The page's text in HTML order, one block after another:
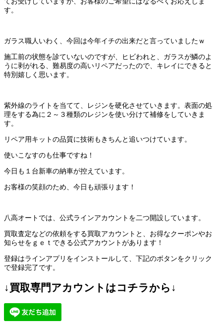
す。
ガラス職人いわく、今回は今年イチの出来だと言っていましたｗ
施工前の状態を診ていないのですが、ヒビわれと、ガラスが鱗のよ
うに剥がれる、難易度の高いリペアだったので、キレイにできると
特別嬉しく思います。
紫外線のライトを当てて、レジンを硬化させていきます。表面の処
理をする為に２～３種類のレジンを使い分けて補修をしていきま
す。
リペア用キットの品質に技術もきちんと追いつけています。
使いこなすのも仕事ですね！
今日も１台新車の納車が控えています。
お客様の笑顔のため、今日も頑張ります！
八高オートでは、公式ラインアカウントを二つ開設しています。
買取査定などの依頼をする買取アカウントと、お得なクーポンやお
知らせをｇｅｔできる公式アカウントがあります！
登録はラインアプリをインストールして、下記のボタンをクリック
で登録完了です。
↓買取専門アカウントはコチラから↓